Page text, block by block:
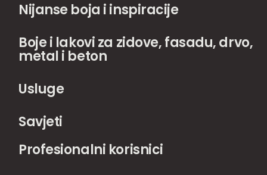
Nijanse boja i inspiracije
Boje i lakovi za zidove, fasadu, drvo,
metal i beton
Usluge
Savjeti
Profesionalni korisnici